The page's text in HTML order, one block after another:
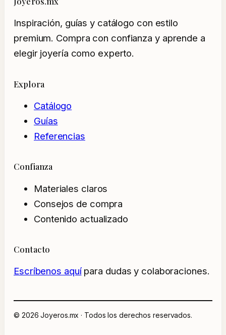
Inspiración, guías y catálogo con estilo
premium. Compra con confianza y aprende a
elegir joyería como experto.
Explora
Catálogo
Guías
Referencias
Confianza
Materiales claros
Consejos de compra
Contenido actualizado
Contacto
Escríbenos aquípara dudas y colaboraciones.
© 2026 Joyeros.mx · Todos los derechos reservados.